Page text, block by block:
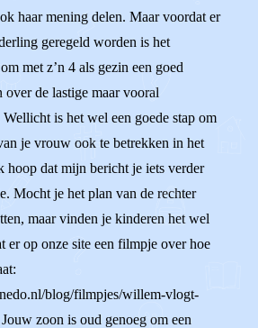
haar mening delen. Maar voordat er
geregeld worden is het
met z’n 4 als gezin een goed
over de lastige maar vooral
is het wel een goede stap om
je vrouw ook te betrekken in het
hoop dat mijn bericht je iets verder
Mocht je het plan van de rechter
maar vinden je kinderen het wel
er op onze site een filmpje over hoe
blog/filmpjes/willem-vlogt-
zoon is oud genoeg om een